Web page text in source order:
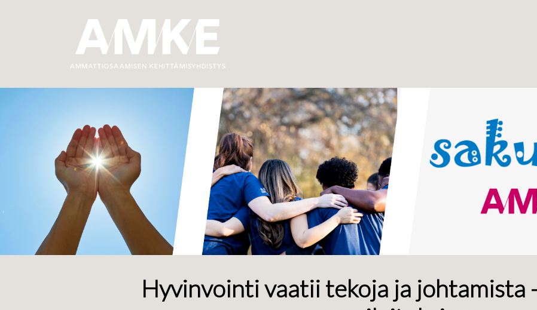
Hyvinvointi vaatii tekoja ja johtamista